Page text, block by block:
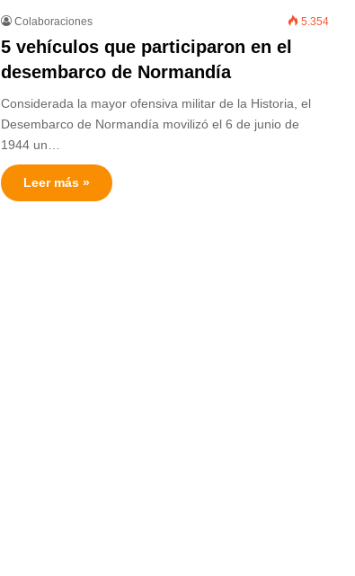
Colaboraciones 5.354
5 vehículos que participaron en el
desembarco de Normandía
Considerada la mayor ofensiva militar de la Historia, el
Desembarco de Normandía movilizó el 6 de junio de
1944 un…
Leer más »